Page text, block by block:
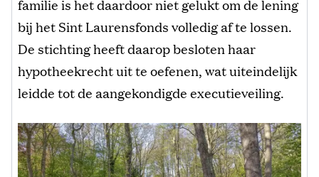
familie is het daardoor niet gelukt om de lening
bij het Sint Laurensfonds volledig af te lossen.
De stichting heeft daarop besloten haar
hypotheekrecht uit te oefenen, wat uiteindelijk
leidde tot de aangekondigde executieveiling.